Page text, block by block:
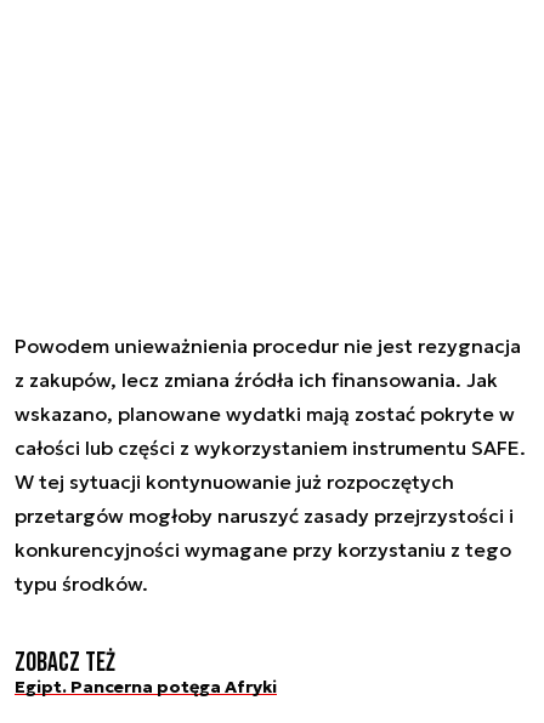
Powodem unieważnienia procedur nie jest rezygnacja
z zakupów, lecz zmiana źródła ich finansowania. Jak
wskazano, planowane wydatki mają zostać pokryte w
całości lub części z wykorzystaniem instrumentu SAFE.
W tej sytuacji kontynuowanie już rozpoczętych
przetargów mogłoby naruszyć zasady przejrzystości i
konkurencyjności wymagane przy korzystaniu z tego
typu środków.
Zobacz też
Egipt. Pancerna potęga Afryki